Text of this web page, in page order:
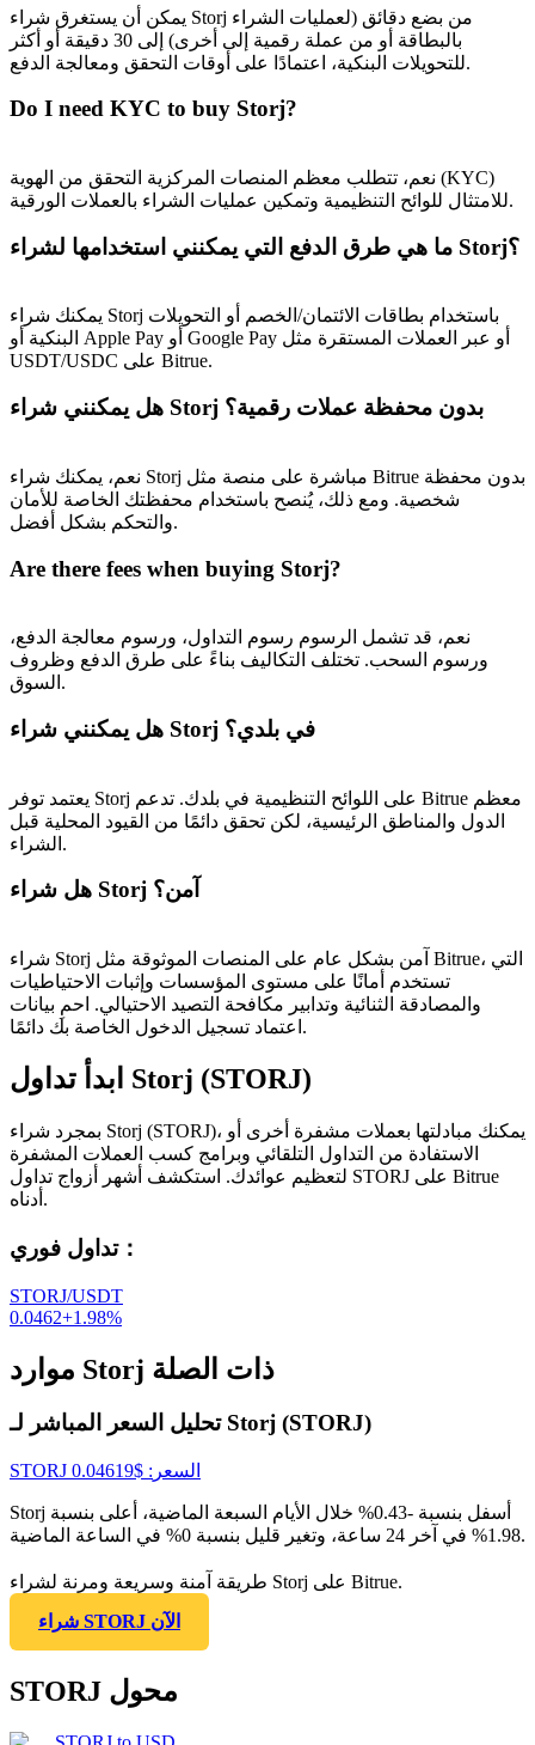
يمكن أن يستغرق شراء Storj من بضع دقائق (لعمليات الشراء
بالبطاقة أو من عملة رقمية إلى أخرى) إلى 30 دقيقة أو أكثر
للتحويلات البنكية، اعتمادًا على أوقات التحقق ومعالجة الدفع.
Do I need KYC to buy Storj?
نعم، تتطلب معظم المنصات المركزية التحقق من الهوية (KYC)
للامتثال للوائح التنظيمية وتمكين عمليات الشراء بالعملات الورقية.
ما هي طرق الدفع التي يمكنني استخدامها لشراء Storj؟
يمكنك شراء Storj باستخدام بطاقات الائتمان/الخصم أو التحويلات
البنكية أو Apple Pay أو Google Pay أو عبر العملات المستقرة مثل
USDT/USDC على Bitrue.
هل يمكنني شراء Storj بدون محفظة عملات رقمية؟
نعم، يمكنك شراء Storj مباشرة على منصة مثل Bitrue بدون محفظة
شخصية. ومع ذلك، يُنصح باستخدام محفظتك الخاصة للأمان
والتحكم بشكل أفضل.
Are there fees when buying Storj?
نعم، قد تشمل الرسوم رسوم التداول، ورسوم معالجة الدفع،
ورسوم السحب. تختلف التكاليف بناءً على طرق الدفع وظروف
السوق.
هل يمكنني شراء Storj في بلدي؟
يعتمد توفر Storj على اللوائح التنظيمية في بلدك. تدعم Bitrue معظم
الدول والمناطق الرئيسية، لكن تحقق دائمًا من القيود المحلية قبل
الشراء.
هل شراء Storj آمن؟
شراء Storj آمن بشكل عام على المنصات الموثوقة مثل Bitrue، التي
تستخدم أمانًا على مستوى المؤسسات وإثبات الاحتياطيات
والمصادقة الثنائية وتدابير مكافحة التصيد الاحتيالي. احمِ بيانات
اعتماد تسجيل الدخول الخاصة بك دائمًا.
ابدأ تداول Storj (STORJ)
بمجرد شراء Storj (STORJ)، يمكنك مبادلتها بعملات مشفرة أخرى أو
الاستفادة من التداول التلقائي وبرامج كسب العملات المشفرة
لتعظيم عوائدك. استكشف أشهر أزواج تداول STORJ على Bitrue
أدناه.
تداول فوري：
STORJ/USDT
0.0462+1.98%
موارد Storj ذات الصلة
تحليل السعر المباشر لـ Storj (STORJ)
STORJ السعر : $
0.04619
Storj أسفل بنسبة -0.43% خلال الأيام السبعة الماضية، أعلى بنسبة
1.98% في آخر 24 ساعة، وتغير قليل بنسبة 0% في الساعة الماضية.
طريقة آمنة وسريعة ومرنة لشراء Storj على Bitrue.
شراء STORJ الآن
STORJ محول